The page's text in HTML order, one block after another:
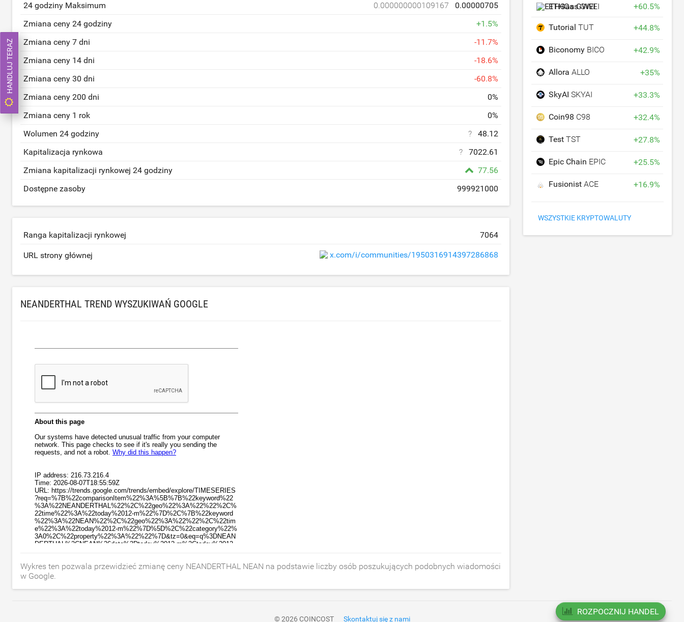
24 godziny Maksimum
0.000000000109167
0.00000705
Zmiana ceny 24 godziny
+1.5%
Zmiana ceny 7 dni
-11.7%
Zmiana ceny 14 dni
-18.6%
Zmiana ceny 30 dni
-60.8%
Zmiana ceny 200 dni
0%
Zmiana ceny 1 rok
0%
Wolumen 24 godziny
?
48.12
Kapitalizacja rynkowa
?
7022.61
Zmiana kapitalizacji rynkowej 24 godziny
77.56
Dostępne zasoby
999921000
Ranga kapitalizacji rynkowej 7064
URL strony głównej x.com/i/communities/1950316914397286868
NEANDERTHAL TREND WYSZUKIWAŃ GOOGLE
Wykres ten pozwala przewidzieć zmianę ceny NEANDERTHAL NEAN na podstawie liczby osób poszukujących podobnych wiadomości
w Google.
ETHGasGWEI +60.5%
TutorialTUT +44.8%
Biconomy BICO +42.9%
AlloraALLO +35%
SkyAISKYAI +33.3%
Coin98 C98 +32.4%
TestTST +27.8%
Epic Chain EPIC +25.5%
FusionistACE +16.9%
WSZYSTKIE KRYPTOWALUTY
© 2026 COINCOST Skontaktuj się z nami
ROZPOCZNIJ HANDEL
HANDLUJ TERAZ